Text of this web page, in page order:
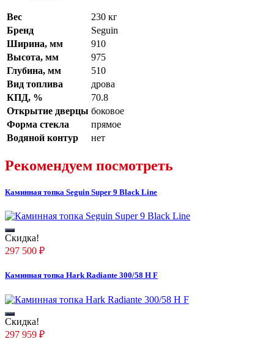
Вес
230 кг
Бренд
Seguin
Ширина, мм
910
Высота, мм
975
Глубина, мм
510
Вид топлива
дрова
КПД, %
70.8
Открытие дверцы боковое
Форма стекла
прямое
Водяной контур
нет
Рекомендуем посмотреть
Каминная топка Seguin Super 9 Black Line
Скидка!
297 500 ₽
Каминная топка Hark Radiante 300/58 H F
Скидка!
297 959 ₽